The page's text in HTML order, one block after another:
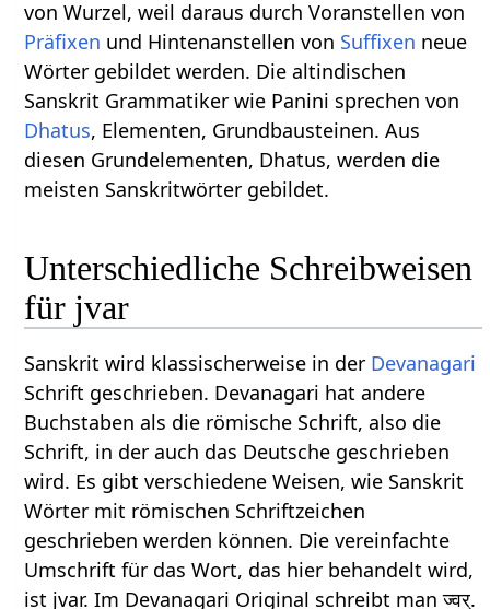
von Wurzel, weil daraus durch Voranstellen von
Präfixen und Hintenanstellen von Suffixen neue
Wörter gebildet werden. Die altindischen
Sanskrit Grammatiker wie Panini sprechen von
Dhatus, Elementen, Grundbausteinen. Aus
diesen Grundelementen, Dhatus, werden die
meisten Sanskritwörter gebildet.
Unterschiedliche Schreibweisen
für jvar
Sanskrit wird klassischerweise in der Devanagari
Schrift geschrieben. Devanagari hat andere
Buchstaben als die römische Schrift, also die
Schrift, in der auch das Deutsche geschrieben
wird. Es gibt verschiedene Weisen, wie Sanskrit
Wörter mit römischen Schriftzeichen
geschrieben werden können. Die vereinfachte
Umschrift für das Wort, das hier behandelt wird,
ist jvar. Im Devanagari Original schreibt man ज्वर्.